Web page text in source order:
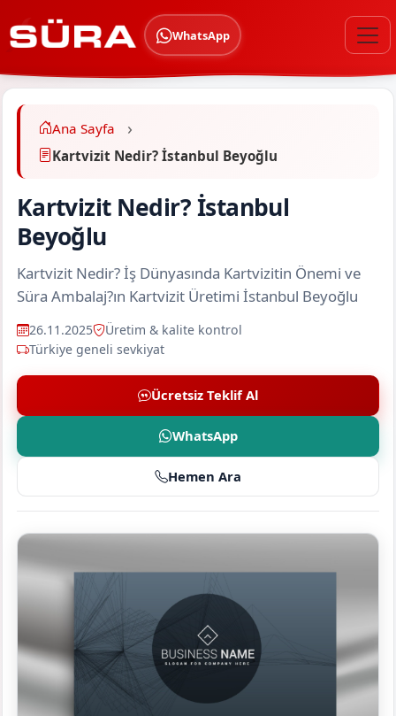
WhatsApp
Ana Sayfa
Kartvizit Nedir? İstanbul Beyoğlu
Kartvizit Nedir? İstanbul
Beyoğlu
Kartvizit Nedir? İş Dünyasında Kartvizitin Önemi ve
Süra Ambalaj?ın Kartvizit Üretimi İstanbul Beyoğlu
26.11.2025
Üretim & kalite kontrol
Türkiye geneli sevkiyat
Ücretsiz Teklif Al
WhatsApp
Hemen Ara